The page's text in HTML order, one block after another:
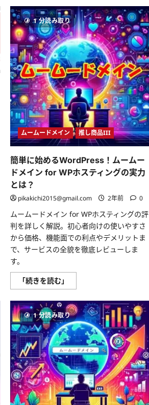
ロ
リ
ポ
ッ
プ！
ハ
イ
ス
ピ
ー
ド
プ
ラ
ン
が
1
年
間
無
料
【法
人
設
援
キ
ャ
ン
ペ
ー
ン】
に
つ
さ
に
む
1 分読み取り
ムームードメイン 推し商品III
簡単に始めるWordPress！ムームー
ドメイン for WPホスティングの実力
とは？
pikakichi2015@gmail.com 2年前 0
ムームードメイン for WPホスティングの評
判を詳しく解説。初心者向けの使いやすさ
から価格、機能面での利点やデメリットま
で、サービスの全貌を徹底レビューしま
す。
「続きを読む」
単
始
め
る
WordPress！
ム
ー
ム
ー
ド
メ
イ
ン
for
WP
ホ
1 分読み取り